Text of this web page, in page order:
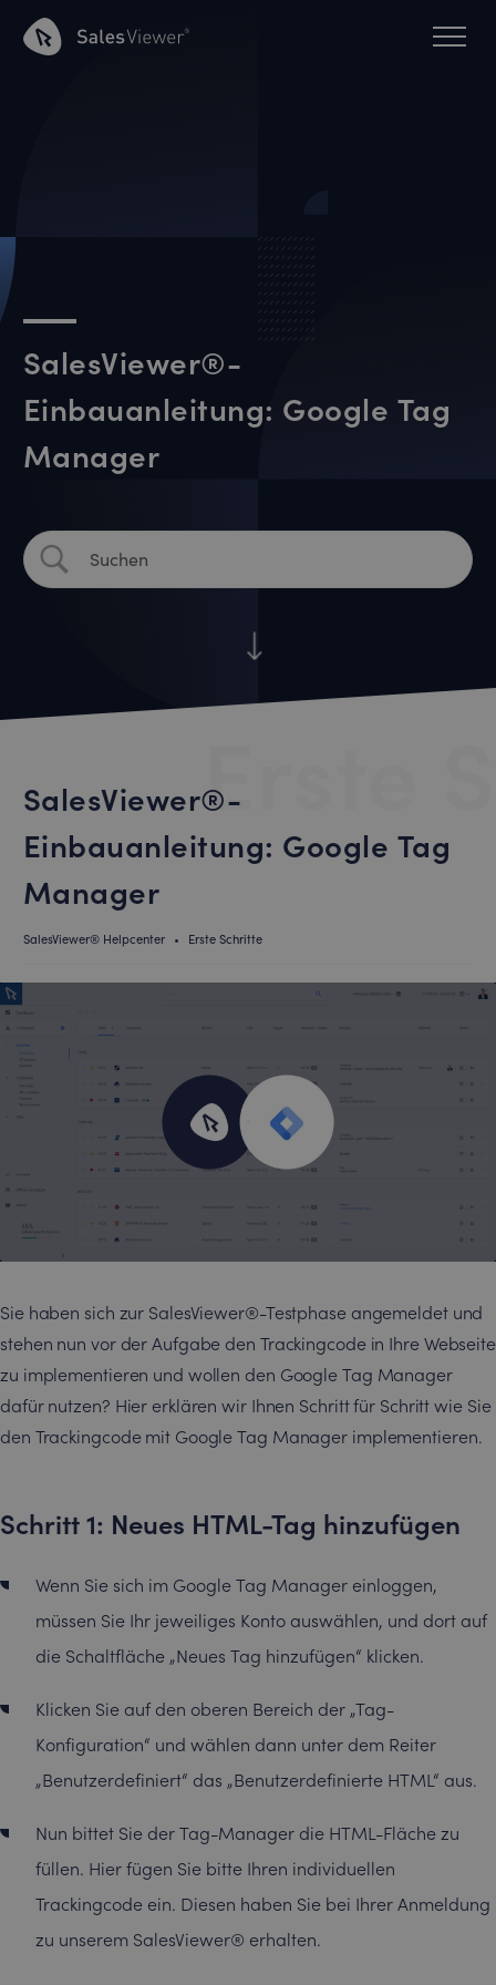
SalesViewer®-
Einbauanleitung: Google Tag
Manager
SalesViewer®-
Einbauanleitung: Google Tag
Manager
Erste
SalesViewer® Helpcenter • Erste Schritte
Sie haben sich zur SalesViewer®-Testphase angemeldet und
stehen nun vor der Aufgabe den Trackingcode in Ihre Webseite
zu implementieren und wollen den Google Tag Manager
dafür nutzen? Hier erklären wir Ihnen Schritt für Schritt wie Sie
den Trackingcode mit Google Tag Manager implementieren.
Schritt 1: Neues HTML-Tag hinzufügen
Wenn Sie sich im Google Tag Manager einloggen,
müssen Sie Ihr jeweiliges Konto auswählen, und dort auf
die Schaltfläche „Neues Tag hinzufügen“ klicken.
Klicken Sie auf den oberen Bereich der „Tag-
Konfiguration“ und wählen dann unter dem Reiter
„Benutzerdefiniert“ das „Benutzerdefinierte HTML“ aus.
Nun bittet Sie der Tag-Manager die HTML-Fläche zu
füllen. Hier fügen Sie bitte Ihren individuellen
Trackingcode ein. Diesen haben Sie bei Ihrer Anmeldung
zu unserem SalesViewer® erhalten.